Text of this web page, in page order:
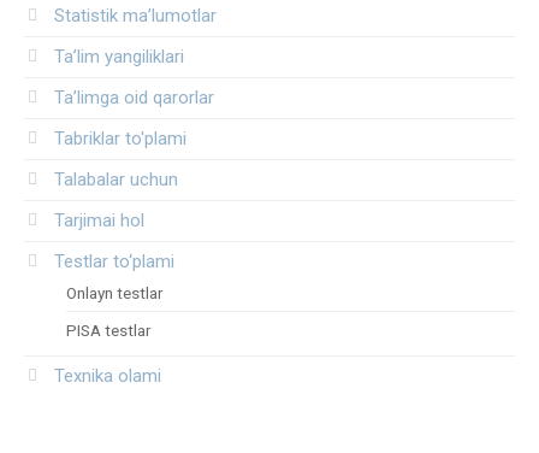
Statistik ma’lumotlar
Ta’lim yangiliklari
Ta’limga oid qarorlar
Tabriklar to'plami
Talabalar uchun
Tarjimai hol
Testlar to‘plami
Onlayn testlar
PISA testlar
Texnika olami